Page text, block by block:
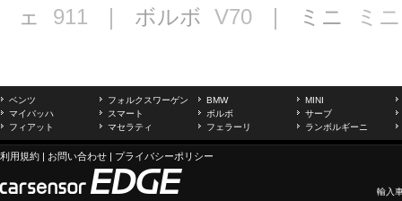
ェ 911 ｜ ボルボ V70 ｜ ミニ ミニ
ベンツ フォルクスワーゲン BMW
MINI
マイバッハ
スマート ボルボ
サーブ
フィアット
マセラティ フェラーリ ランボルギーニ
利用規約 | お問い合わせ | プライバシーポリシー
輸入